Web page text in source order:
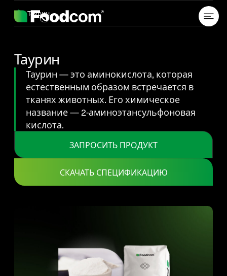
Таурин
Таурин
Таурин — это аминокислота, которая
естественным образом встречается в
тканях животных. Его химическое
название — 2-аминоэтансульфоновая
кислота.
ЗАПРОСИТЬ ПРОДУКТ
СКАЧАТЬ СПЕЦИФИКАЦИЮ